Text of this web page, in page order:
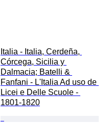
Italia - Italia, Cerdeña,
Córcega, Sicilia y
Dalmacia; Batelli &
Fanfani - L'Italia Ad uso de
Licei e Delle Scuole -
1801-1820